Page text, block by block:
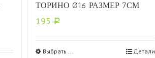
ТОРИНО Ø16 РАЗМЕР 7СМ
195 Р
Выбрать ... Детали